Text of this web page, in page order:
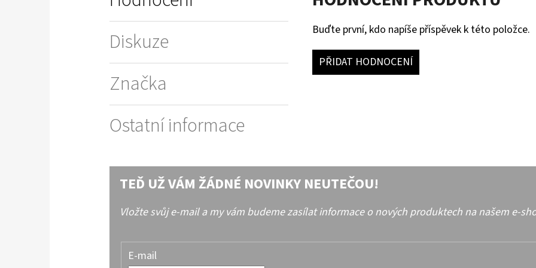
Diskuze
Značka
Ostatní informace
Buďte první, kdo napíše příspěvek k této položce.
PŘIDAT HODNOCENÍ
TEĎ UŽ VÁM ŽÁDNÉ NOVINKY NEUTEČOU!
Vložte svůj e-mail a my vám budeme zasílat informace o nových produktech na našem e-
E-mail